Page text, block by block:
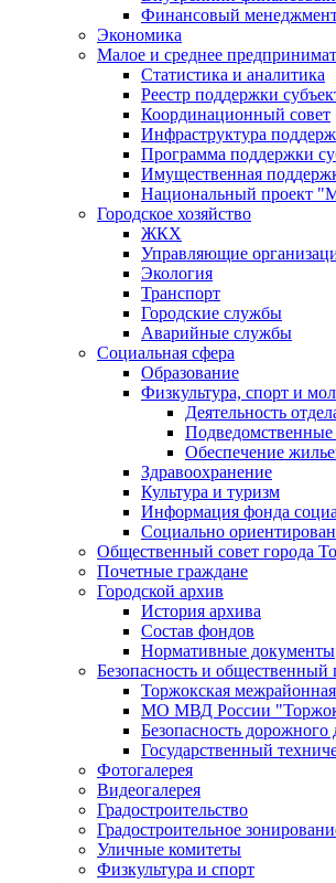
Финансовый
Экономика
Малое и среднее
Статистика и аналитика
Реестр поддержки
Координационный совет
Инфраструктура
Программа поддержки
Имущественная
Национальный проект
Городское хозяйство
ЖКХ
Управляющие
Экология
Транспорт
Городские службы
Аварийные службы
Социальная сфера
Образование
Физкультура, спорт и
Деятельность
Подведомственные
Обеспечение
Здравоохранение
Культура и туризм
Информация фонда
Социально
Общественный совет города
Почетные граждане
Городской архив
История архива
Состав фондов
Нормативные документы
Безопасность и общественный
Торжокская
МО МВД России
Безопасность
Государственный
Фотогалерея
Видеогалерея
Градостроительство
Градостроительное
Уличные комитеты
Физкультура и спорт